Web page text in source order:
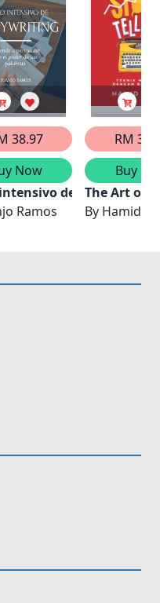
38.97
Now
de Copywriting
Ramos
RM
Buy
The Art of
By Hamid